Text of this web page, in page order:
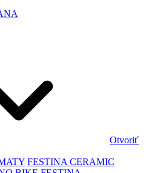
Otvoriť
FESTINA CERAMIC